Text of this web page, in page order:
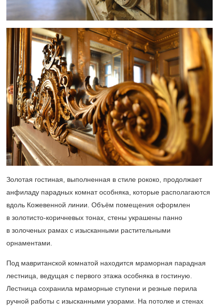
Золотая гостиная, выполненная в стиле рококо, продолжает
анфиладу парадных комнат особняка, которые располагаются
вдоль Кожевенной линии. Объём помещения оформлен
в золотисто-коричневых тонах, стены украшены панно
в золоченых рамах с изысканными растительными
орнаментами.
Под мавританской комнатой находится мраморная парадная
лестница, ведущая с первого этажа особняка в гостиную.
Лестница сохранила мраморные ступени и резные перила
ручной работы с изысканными узорами. На потолке и стенах